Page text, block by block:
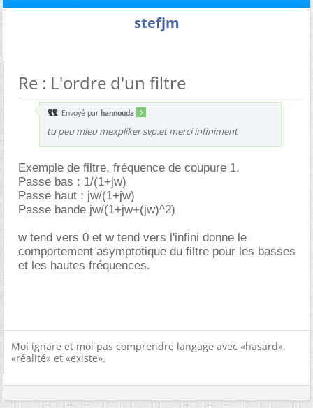
stefjm
Re : L'ordre d'un filtre
Envoyé par hannouda
tu peu mieu mexpliker svp.et merci infiniment
Exemple de filtre, fréquence de coupure 1.
Passe bas : 1/(1+jw)
Passe haut : jw/(1+jw)
Passe bande jw/(1+jw+(jw)^2)
w tend vers 0 et w tend vers l'infini donne le
comportement asymptotique du filtre pour les basses
et les hautes fréquences.
Moi ignare et moi pas comprendre langage avec «hasard»,
«réalité» et «existe».